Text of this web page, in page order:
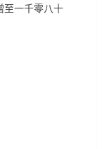
至一千零八十